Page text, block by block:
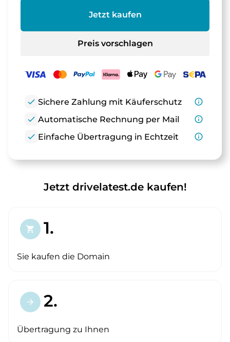
Jetzt kaufen
Preis vorschlagen
check Sichere Zahlung mit Käuferschutz
info_outline
check Automatische Rechnung per Mail
info_outline
check Einfache Übertragung in Echtzeit info_outline
Jetzt drivelatest.de kaufen!
shopping_cart 1.
Sie kaufen die Domain
arrow_forward 2.
Übertragung zu Ihnen